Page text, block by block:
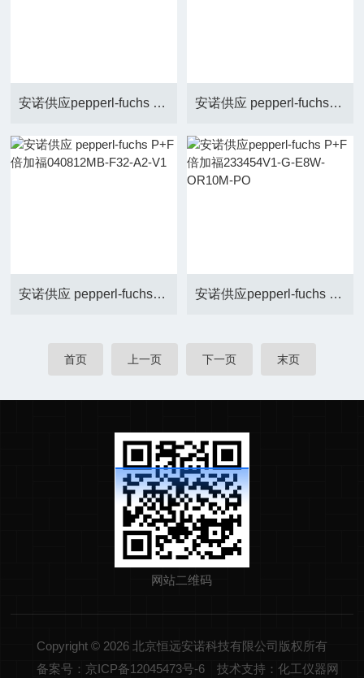
安诺供应pepperl-fuchs P+F 倍加福024560KLE 00-2,2-2,0-K5 安诺供应 pepperl-fuchs P+F 倍加福196150MLV12-54-LAS/92/
安诺供应 pepperl-fuchs P+F 倍加福040812MB-F32-A2-V1 安诺供应pepperl-fuchs P+F 倍加福233454V1-G-E8W-OR10M-PO
首页 上一页 下一页 末页
网站二维码
Copyright © 2026 北京恒远安诺科技有限公司版权所有
备案号：京ICP备12045473号-6
技术支持：化工仪器网